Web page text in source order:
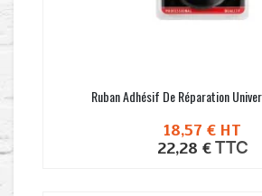
Ruban Adhésif De Réparation
18,57 € HT
22,28 € TTC